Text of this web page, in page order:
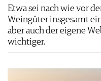
Etwa sei nach wie vor
Weingüter insgesamt
aber auch der eigene
wichtiger.